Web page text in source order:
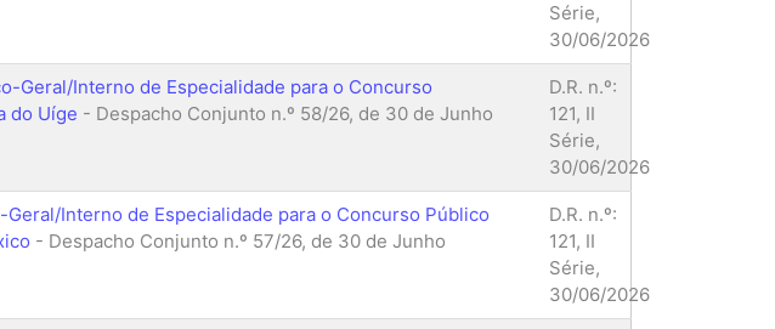
Série,
30/06/2026
Geral/Interno de Especialidade para o Concurso
do Uíge - Despacho Conjunto n.º 58/26, de 30 de Junho
D.R. n.º:
121, II
Série,
30/06/2026
Interno de Especialidade para o Concurso Público
- Despacho Conjunto n.º 57/26, de 30 de Junho
D.R. n.º:
121, II
Série,
30/06/2026